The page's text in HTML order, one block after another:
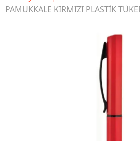
PAMUKKALE KIRMIZI PLASTİK